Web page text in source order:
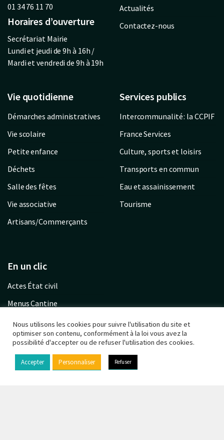
01 34 76 11 70
Horaires d’ouverture
Secrétariat Mairie
Lundi et jeudi de 9h à 16h /
Mardi et vendredi de 9h à 19h
Actualités
Contactez-nous
Vie quotidienne
Démarches administratives
Vie scolaire
Petite enfance
Déchets
Salle des fêtes
Vie associative
Artisans/Commerçants
Services publics
Intercommunalité : la CCPIF
France Services
Culture, sports et loisirs
Transports en commun
Eau et assainissement
Tourisme
En un clic
Actes État civil
Menus Cantine
Garderie communale
Urbanisme PLU
Calendrier déchets
Nous utilisons les cookies pour suivre l'utilisation du site et
optimiser son contenu, conformément à la loi vous avez la
possibilité d'accepter ou de refuser l'utilisation des cookies.
Accepter Personnaliser Refuser